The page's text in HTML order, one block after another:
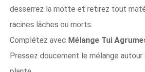
desserrez la motte et retirez tout
racines lâches ou morts.
Complétez avec Mélange Tui
Pressez doucement le mélange autour